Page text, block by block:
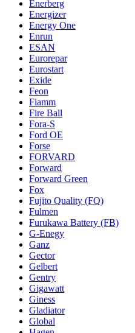
Enerberg
Energizer
Energy One
Enrun
ESAN
Eurorepar
Eurostart
Exide
Feon
Fiamm
Fire Ball
Fora-S
Ford OE
Forse
FORVARD
Forward
Forward Green
Fox
Fujito Quality (FQ)
Fulmen
Furukawa Battery (FB)
G-Enegy
Ganz
Gector
Gelbert
Gentry
Gigawatt
Giness
Gladiator
Global